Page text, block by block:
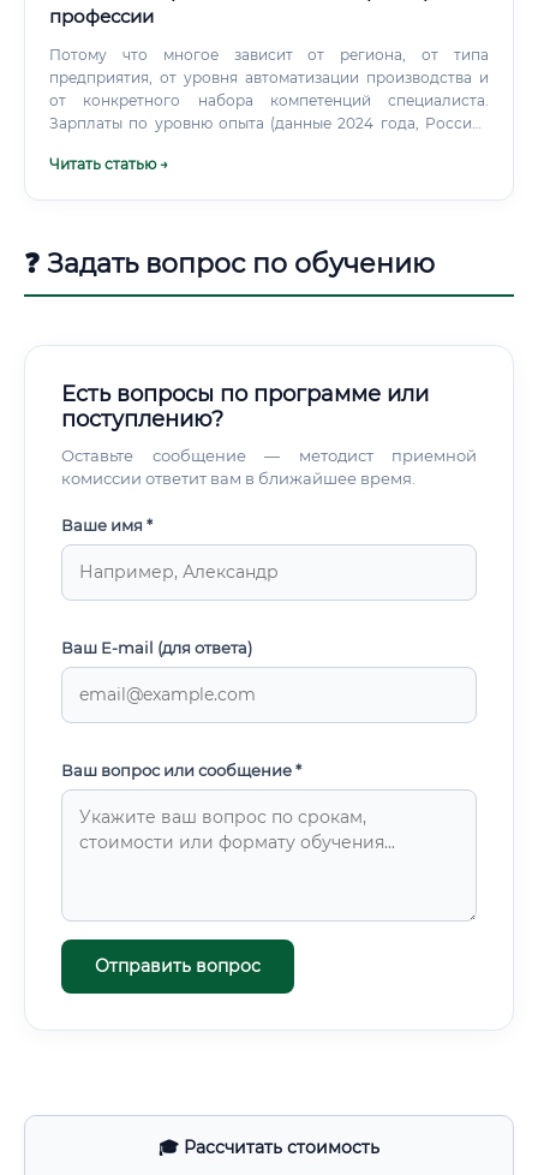
🎓 Рассчитать стоимость
профессии
Потому что многое зависит от региона, от типа
предприятия, от уровня автоматизации производства и
от конкретного набора компетенций специалиста.
Зарплаты по уровню опыта (данные 2024 года, Россия):
предсказуемая.
Читать статью →
❓ Задать вопрос по обучению
Есть вопросы по программе или
поступлению?
Оставьте сообщение — методист приемной
комиссии ответит вам в ближайшее время.
Ваше имя *
Ваш E-mail (для ответа)
Ваш вопрос или сообщение *
Отправить вопрос